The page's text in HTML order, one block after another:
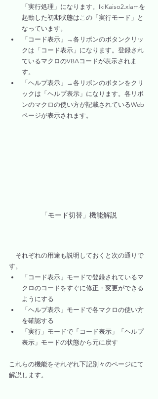
「実行処理」になります。IkiKaiso2.xlamを
起動した初期状態はこの「実行モード」と
なっています。
「コード表示」→各リボンのボタンクリッ
クは「コード表示」になります。登録され
ているマクロのVBAコードが表示されま
す。
「ヘルプ表示」→各リボンのボタンをクリ
ックは「ヘルプ表示」になります。各リボ
ンのマクロの使い方が記載されているWeb
ページが表示されます。
「モード切替」機能解説
それぞれの用途も説明しておくと次の通りで
す。
「コード表示」モードで登録されているマ
クロのコードをすぐに修正・変更ができる
ようにする
「ヘルプ表示」モードで各マクロの使い方
を確認する
「実行」モードで「コード表示」「ヘルプ
表示」モードの状態から元に戻す
これらの機能をそれぞれ下記別々のページにて
解説します。